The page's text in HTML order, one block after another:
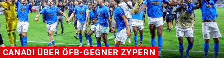
CANADI ÜBER ÖFB-GEGNER ZYPERN